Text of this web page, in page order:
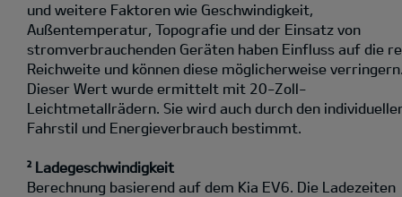
und weitere Faktoren wie Geschwindigkeit,
Außentemperatur, Topografie und der Einsatz von
stromverbrauchenden Geräten haben Einfluss auf die
Reichweite und können diese möglicherweise
Dieser Wert wurde ermittelt mit 20-Zoll-
Leichtmetallrädern. Sie wird auch durch den
Fahrstil und Energieverbrauch bestimmt.
² Ladegeschwindigkeit
Berechnung basierend auf dem Kia EV6. Die Ladezeiten